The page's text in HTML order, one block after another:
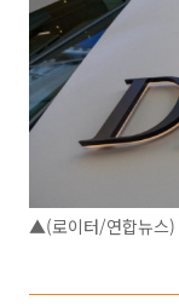
▲(로이터/연합뉴스)